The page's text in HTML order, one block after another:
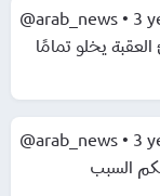
@arab_news • 3
يخلو تمامًا
@arab_news • 3
السبب